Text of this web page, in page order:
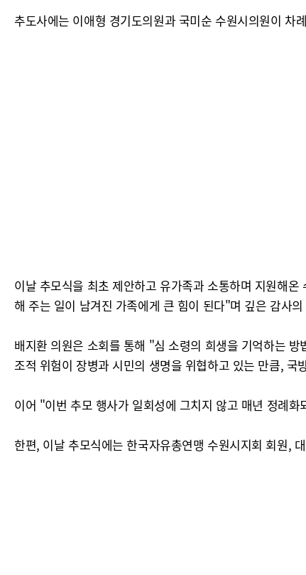
추도사에는 이애형 경기도의원과 국미순 수원시의원이
이날 추모식을 최초 제안하고 유가족과 소통하며 지원해
해 주는 일이 남겨진 가족에게 큰 힘이 된다"며 깊은 감사
배지환 의원은 소회를 통해 "심 소령의 희생을 기억하는
조적 위험이 장병과 시민의 생명을 위협하고 있는 만큼,
이어 "이번 추모 행사가 일회성에 그치지 않고 매년 정례
한편, 이날 추모식에는 한국자유총연맹 수원시지회 회원,